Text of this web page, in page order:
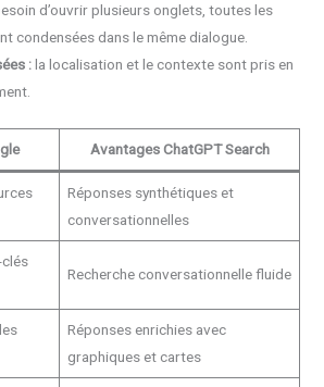
d’ouvrir plusieurs onglets, toutes les
condensées dans le même dialogue.
:la localisation et le contexte sont pris en
Avantages ChatGPT Search
Réponses synthétiques et
conversationnelles
Recherche conversationnelle fluide
Réponses enrichies avec
graphiques et cartes